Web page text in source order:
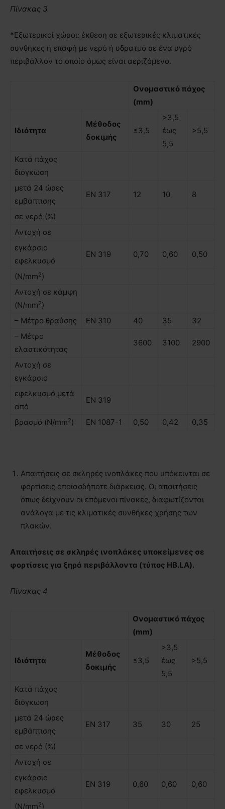
Πίνακας 3
*Εξωτερικοί χώροι: έκθεση σε εξωτερικές κλιματικές
συνθήκες ή επαφή µε νερό ή υδρατμό σε ένα υγρό
περιβάλλον το οποίο όμως είναι αεριζόμενο.
Ονοµαστικό πάχος
(mm)
Ιδιότητα
Μέθοδος
δοκιµής
≤3,5
>3,5
έως
5,5
>5,5
Κατά πάχος
διόγκωση
µετά 24 ώρες
εµβάπτισης
ΕΝ 317 12 10 8
σε νερό (%)
Αντοχή σε
εγκάρσιο
εφελκυσµό
ΕΝ 319 0,70 0,60 0,50
(N/mm2)
Αντοχή σε κάµψη
(N/mm2)
– Μέτρο θραύσης
ΕΝ 310 40 35
32
– Μέτρο
ελαστικότητας
3600 3100 2900
Αντοχή σε
εγκάρσιο
εφελκυσµό µετά
από
ΕΝ 319
βρασµό (N/mm2) EN 1087-1 0,50 0,42 0,35
Απαιτήσεις σε σκληρές ινοπλάκες που υπόκεινται σε
φορτίσεις οποιασδήποτε διάρκειας. Οι απαιτήσεις
όπως δείχνουν οι επόμενοι πίνακες, διαφωτίζονται
ανάλογα µε τις κλιματικές συνθήκες χρήσης των
πλακών.
Απαιτήσεις σε σκληρές ινοπλάκες υποκείμενες σε
φορτίσεις για ξηρά περιβάλλοντα (τύπος ΗΒ.LA).
Πίνακας 4
Ονοµαστικό πάχος
(mm)
Ιδιότητα
Μέθοδος
δοκιµής
≤3,5
>3,5
έως
5,5
>5,5
Κατά πάχος
διόγκωση
µετά 24 ώρες
εµβάπτισης
ΕΝ 317 35 30 25
σε νερό (%)
Αντοχή σε
εγκάρσιο
εφελκυσµό
ΕΝ 319 0,60 0,60 0,60
(N/mm2)